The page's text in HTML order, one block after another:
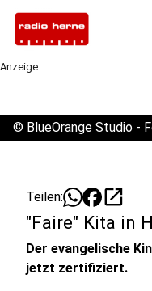
Anzeige
© BlueOrange Studio -
Teilen: open_in_new
"Faire" Kita in
Der evangelische
jetzt zertifiziert.